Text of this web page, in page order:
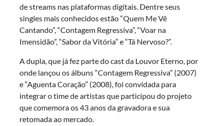
de streams nas plataformas digitais. Dentre seus
singles mais conhecidos estão “Quem Me Vê
Cantando”, “Contagem Regressiva”, “Voar na
Imensidão”, “Sabor da Vitória” e “Tá Nervoso?”.
A dupla, que já fez parte do cast da Louvor Eterno, por
onde lançou os álbuns “Contagem Regressiva” (2007)
e “Aguenta Coração” (2008), foi convidada para
integrar o time de artistas que participou do projeto
que comemora os 43 anos da gravadora e sua
retomada ao mercado.